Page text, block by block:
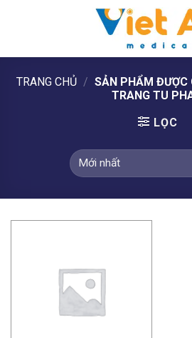
TRANG CHỦ / SẢN PHẨM ĐƯỢC
TRANG TU
LỌC